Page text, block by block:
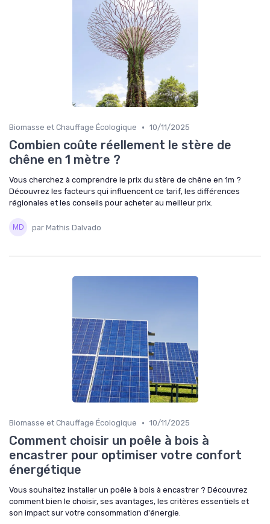
Biomasse et Chauffage Écologique • 10/11/2025
Combien coûte réellement le stère de
chêne en 1 mètre ?
Vous cherchez à comprendre le prix du stère de chêne en 1m ?
Découvrez les facteurs qui influencent ce tarif, les différences
régionales et les conseils pour acheter au meilleur prix.
par Mathis Dalvado
Biomasse et Chauffage Écologique • 10/11/2025
Comment choisir un poêle à bois à
encastrer pour optimiser votre confort
énergétique
Vous souhaitez installer un poêle à bois à encastrer ? Découvrez
comment bien le choisir, ses avantages, les critères essentiels et
son impact sur votre consommation d'énergie.